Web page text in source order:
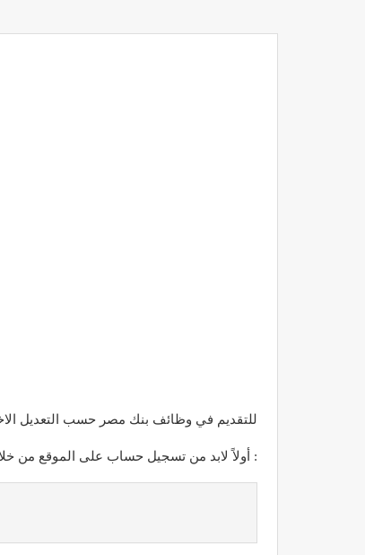
للتقديم في وظائف بنك مصر حسب التعديل
أولاً لابد من تسجيل حساب على الموقع من خلال الرابط التالي :